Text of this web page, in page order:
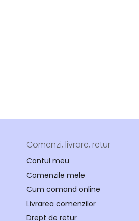
Comenzi, livrare, retur
Contul meu
Comenzile mele
Cum comand online
Livrarea comenzilor
Drept de retur